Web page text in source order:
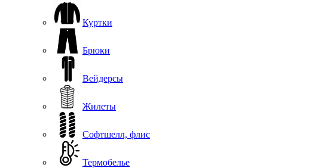
Куртки
Брюки
Вейдерсы
Жилеты
Софтшелл, флис
Термобелье